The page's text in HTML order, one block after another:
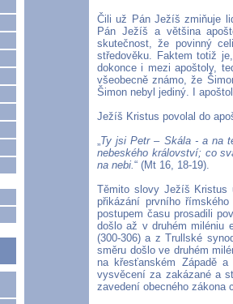
Čili už Pán Ježíš zmiňuje
Pán Ježíš a většina
skutečnost, že povinný
středověku. Faktem totiž
dokonce i mezi apoštoly,
všeobecně známo, že
Šimon nebyl jediný. I
Ježíš Kristus povolal do
„Ty jsi Petr – Skála - a na
nebeského království; co
na nebi.“ (Mt 16, 18-19).
Těmito slovy Ježíš Kristus
přikázání prvního
postupem času prosadili
došlo až v druhém miléniu
(300-306) a z Trullské
směru došlo ve druhém
na křesťanském Západě
vysvěcení za zakázané a
zavedení obecného zákona